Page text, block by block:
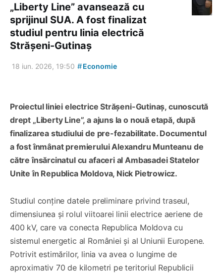
„Liberty Line” avansează cu
sprijinul SUA. A fost finalizat
studiul pentru linia electrică
Strășeni-Gutinaș
18 iun. 2026, 19:50 #Economie
Proiectul liniei electrice Strășeni-Gutinaș, cunoscută
drept „Liberty Line”, a ajuns la o nouă etapă, după
finalizarea studiului de pre-fezabilitate. Documentul
a fost înmânat premierului Alexandru Munteanu de
către însărcinatul cu afaceri al Ambasadei Statelor
Unite în Republica Moldova, Nick Pietrowicz.
Studiul conține datele preliminare privind traseul,
dimensiunea și rolul viitoarei linii electrice aeriene de
400 kV, care va conecta Republica Moldova cu
sistemul energetic al României și al Uniunii Europene.
Potrivit estimărilor, linia va avea o lungime de
aproximativ 70 de kilometri pe teritoriul Republicii